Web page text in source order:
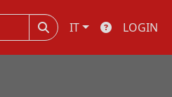
IT LOGIN